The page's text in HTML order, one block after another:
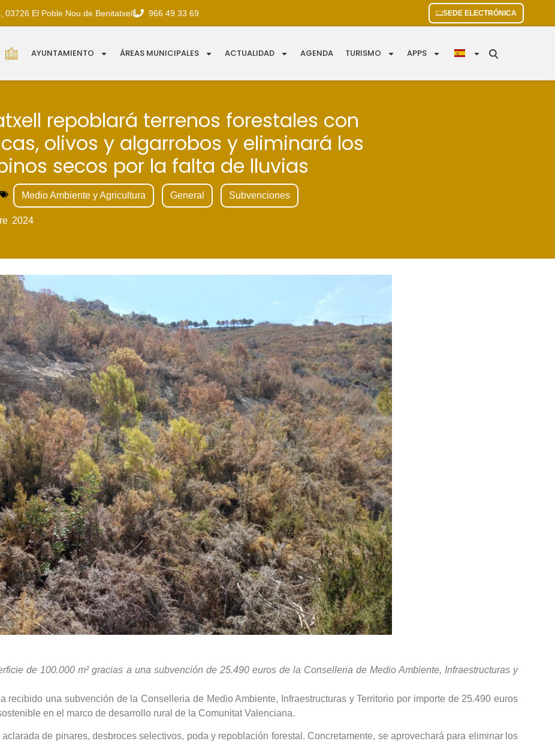
03726 El Poble Nou de Benitatxell 966 49 33 69 SEDE ELECTRÓNICA
AYUNTAMIENTO ÁREAS MUNICIPALES ACTUALIDAD AGENDA TURISMO APPS
repoblará terrenos forestales con
olivos y algarrobos y eliminará los
secos por la falta de lluvias
Medio Ambiente y Agricultura General Subvenciones
2024
de 100.000 m² gracias a una subvención de 25.490 euros de la Conselleria de Medio Ambiente, Infraestructuras y
recibido una subvención de la Conselleria de Medio Ambiente, Infraestructuras y Territorio por importe de 25.490 euros
en el marco de desarrollo rural de la Comunitat Valenciana.
de pinares, desbroces selectivos, poda y repoblación forestal. Concretamente, se aprovechará para eliminar los